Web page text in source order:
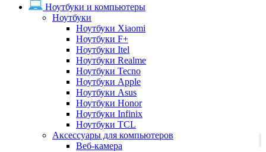
Ноутбуки и компьютеры
Ноутбуки
Ноутбуки Xiaomi
Ноутбуки F+
Ноутбуки Itel
Ноутбуки Realme
Ноутбуки Tecno
Ноутбуки Apple
Ноутбуки Asus
Ноутбуки Honor
Ноутбуки Infinix
Ноутбуки TCL
Аксессуары для компьютеров
Веб-камера